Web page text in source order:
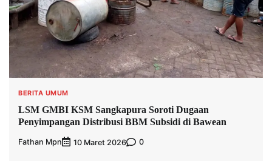
BERITA UMUM
LSM GMBI KSM Sangkapura Soroti Dugaan
Penyimpangan Distribusi BBM Subsidi di Bawean
Fathan Mpn 10 Maret 2026 0